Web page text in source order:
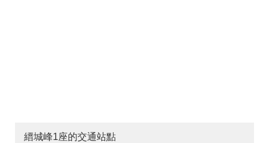
縉城峰1座的交通站點